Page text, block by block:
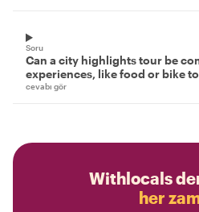
Soru
Can a city highlights tour be
experiences, like food or bike
cevabı gör
Withlocals
her